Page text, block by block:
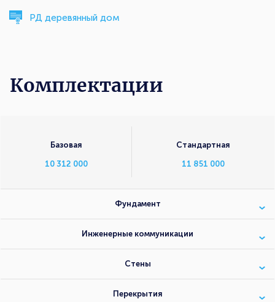
РД деревянный дом
Комплектации
Базовая
10 312 000
Стандартная
11 851 000
Фундамент
Инженерные коммуникации
Стены
Перекрытия